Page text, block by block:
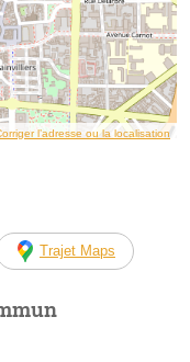
l’adresse ou la localisation
Trajet Maps